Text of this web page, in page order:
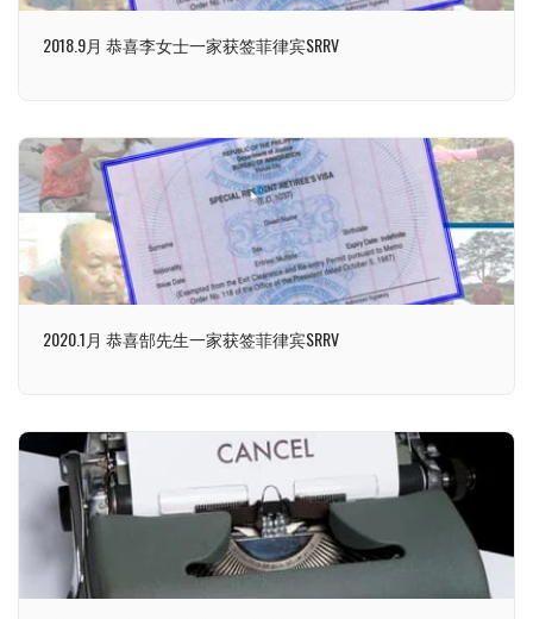
2018.9月 恭喜李女士一家获签菲律宾SRRV
2020.1月 恭喜郜先生一家获签菲律宾SRRV